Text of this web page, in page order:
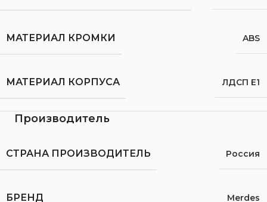
МАТЕРИАЛ КРОМКИ ABS
МАТЕРИАЛ КОРПУСА ЛДСП Е1
Производитель
СТРАНА ПРОИЗВОДИТЕЛЬ Россия
БРЕНД Merdes